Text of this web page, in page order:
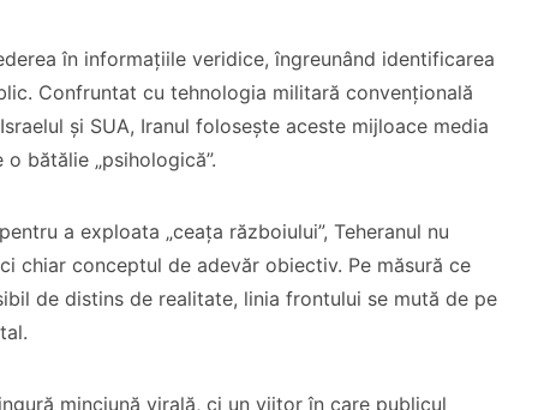
în informațiile veridice, îngreunând identificarea
Confruntat cu tehnologia militară convențională
și SUA, Iranul folosește aceste mijloace media
bătălie „psihologică”.
a exploata „ceața războiului”, Teheranul nu
chiar conceptul de adevăr obiectiv. Pe măsură ce
de distins de realitate, linia frontului se mută de pe
minciună virală, ci un viitor în care publicul